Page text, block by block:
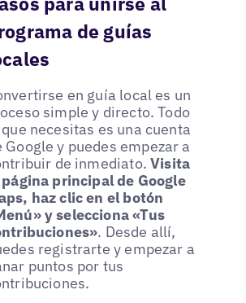
de guías
en guía local es un
simple y directo. Todo
necesitas es una cuenta
Google y puedes empezar a
de inmediato.Visita
principal de Google
haz clic en el botón
y selecciona «Tus
. Desde allí,
registrarte y empezar a
puntos por tus